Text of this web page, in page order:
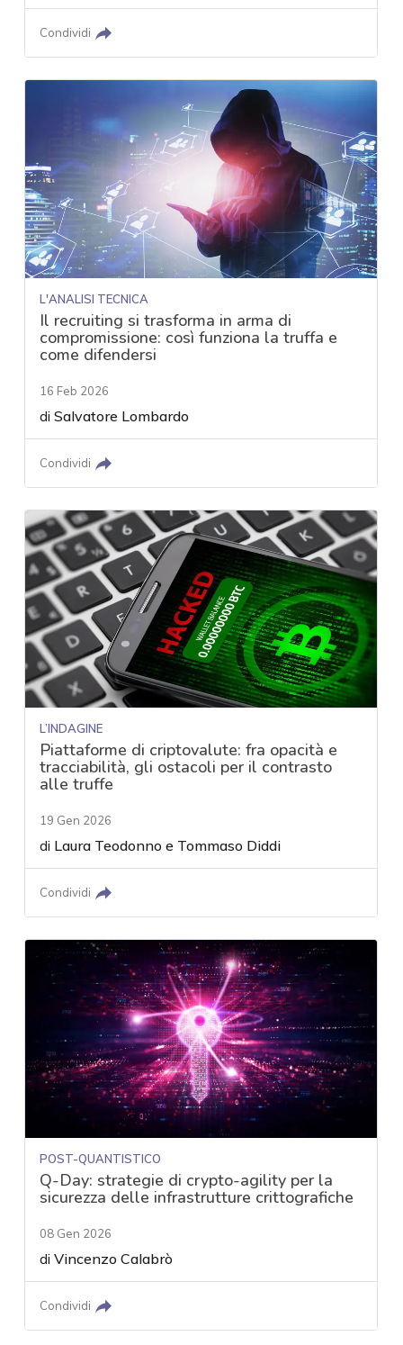
Condividi
L'ANALISI TECNICA
Il recruiting si trasforma in arma di
compromissione: così funziona la truffa e
come difendersi
16 Feb 2026
diSalvatore Lombardo
Condividi
L’INDAGINE
Piattaforme di criptovalute: fra opacità e
tracciabilità, gli ostacoli per il contrasto
alle truffe
19 Gen 2026
di Laura Teodonno e Tommaso Diddi
Condividi
POST-QUANTISTICO
Q-Day: strategie di crypto-agility per la
sicurezza delle infrastrutture crittografiche
08 Gen 2026
diVincenzo Calabrò
Condividi